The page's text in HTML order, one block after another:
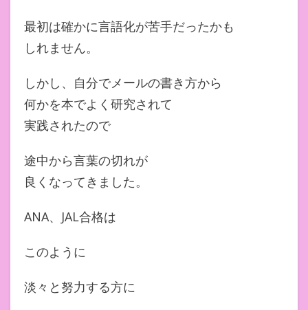
最初は確かに言語化が苦手だったかも
しれません。
しかし、自分でメールの書き方から
何かを本でよく研究されて
実践されたので
途中から言葉の切れが
良くなってきました。
ANA、JAL合格は
このように
淡々と努力する方に